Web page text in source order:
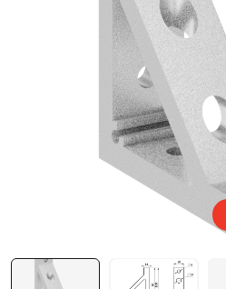
Система V-паза NEW!
Алюминиевые промышленные
Алюминиевая промышленная
Крейты и кассеты Subrack
Профиль строительного
Радиаторный алюминиевый
Метрический крепеж